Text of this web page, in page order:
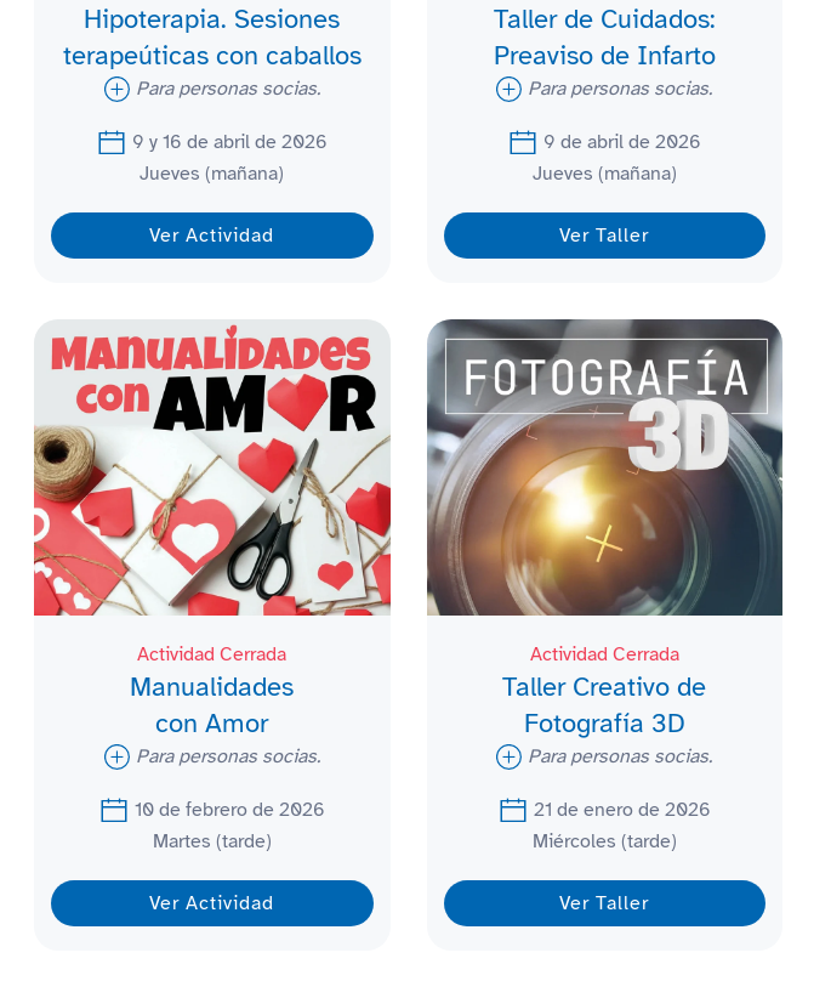
Hipoterapia. Sesiones
terapeúticas con caballos
Para personas socias.
9 y 16 de abril de 2026
Jueves (mañana)
Ver Actividad
Taller de Cuidados:
Preaviso de Infarto
Para personas socias.
9 de abril de 2026
Jueves (mañana)
Ver Taller
Actividad Cerrada
Manualidades
con Amor
Para personas socias.
10 de febrero de 2026
Martes (tarde)
Ver Actividad
Actividad Cerrada
Taller Creativo de
Fotografía 3D
Para personas socias.
21 de enero de 2026
Miércoles (tarde)
Ver Taller